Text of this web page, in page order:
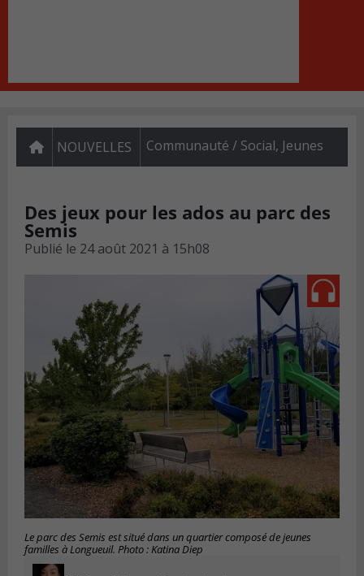
NOUVELLES Communauté / Social, Jeunes
Des jeux pour les ados au parc des
Semis
Publié le 24 août 2021 à 15h08
Le parc des Semis est situé dans un quartier composé de jeunes
familles à Longueuil. Photo : Katina Diep